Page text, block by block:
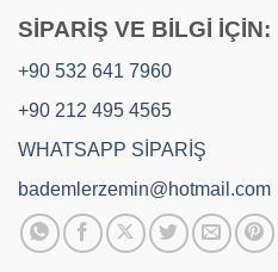
SİPARİŞ VE BİLGİ İÇİN:
+90 532 641 7960
+90 212 495 4565
WHATSAPP SİPARİŞ
bademlerzemin@hotmail.com